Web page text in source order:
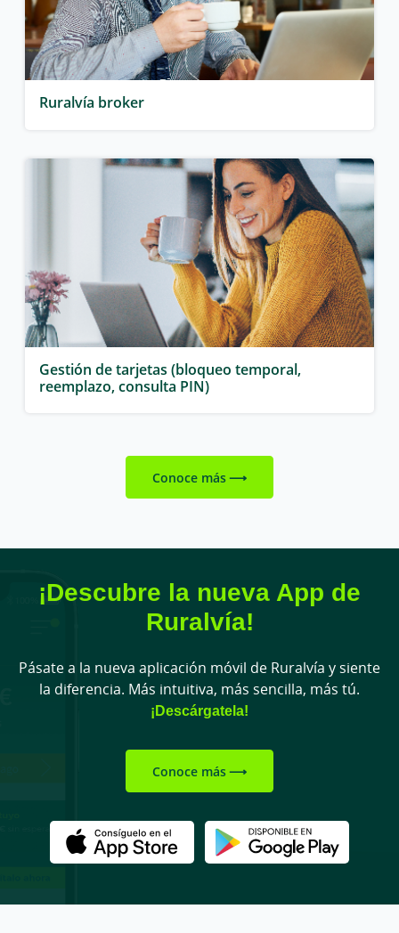
Ruralvía broker
Gestión de tarjetas (bloqueo temporal,
reemplazo, consulta PIN)
Conoce más
¡Descubre la nueva App de
Ruralvía!
Pásate a la nueva aplicación móvil de Ruralvía y siente
la diferencia. Más intuitiva, más sencilla, más tú.
¡Descárgatela!
Conoce más